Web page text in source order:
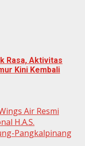
Rasa, Aktivitas
Kini Kembali
Air Resmi
H.A.S.
Pangkalpinang